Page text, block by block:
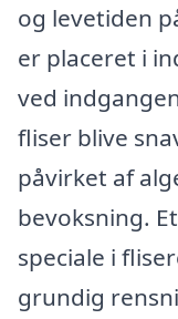
og levetiden
er placeret i
ved
fliser blive
påvirket af
bevoksning.
speciale i
grundig